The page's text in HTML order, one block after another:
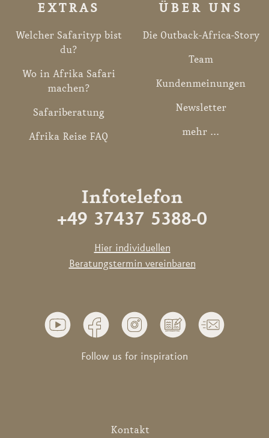
EXTRAS
Welcher Safarityp bist
du?
Wo in Afrika Safari
machen?
Safariberatung
Afrika Reise FAQ
ÜBER UNS
Die Outback-Africa-Story
Team
Kundenmeinungen
Newsletter
mehr ...
Infotelefon
+49 37437 5388-0
Hier individuellen
Beratungstermin vereinbaren
Follow us for inspiration
Kontakt